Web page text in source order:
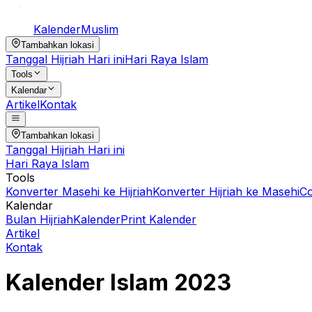
KalenderMuslim
Tambahkan lokasi
Tanggal Hijriah Hari iniHari Raya Islam
Tools
Kalendar
ArtikelKontak
Tambahkan lokasi
Tanggal Hijriah Hari ini
Hari Raya Islam
Tools
Konverter Masehi ke HijriahKonverter Hijriah ke Masehi
Kalendar
Bulan HijriahKalenderPrint Kalender
Artikel
Kontak
Kalender Islam 2023